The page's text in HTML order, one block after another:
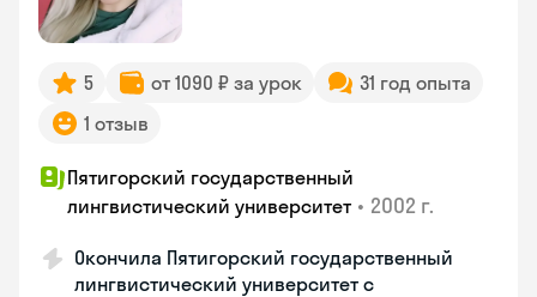
5 от 1090 ₽ за урок
31 год опыта
1 отзыв
Пятигорский государственный
лингвистический университет • 2002 г.
Окончила Пятигорский государственный
лингвистический университет с